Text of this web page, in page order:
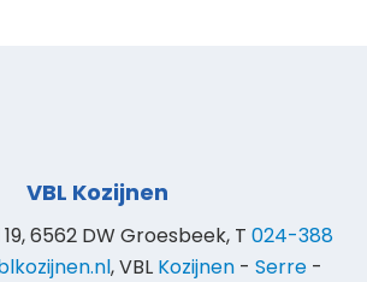
VBL Kozijnen
6562 DW Groesbeek, T 024-388
, VBL Kozijnen- Serre-